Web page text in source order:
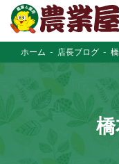
ホーム 店長ブログ